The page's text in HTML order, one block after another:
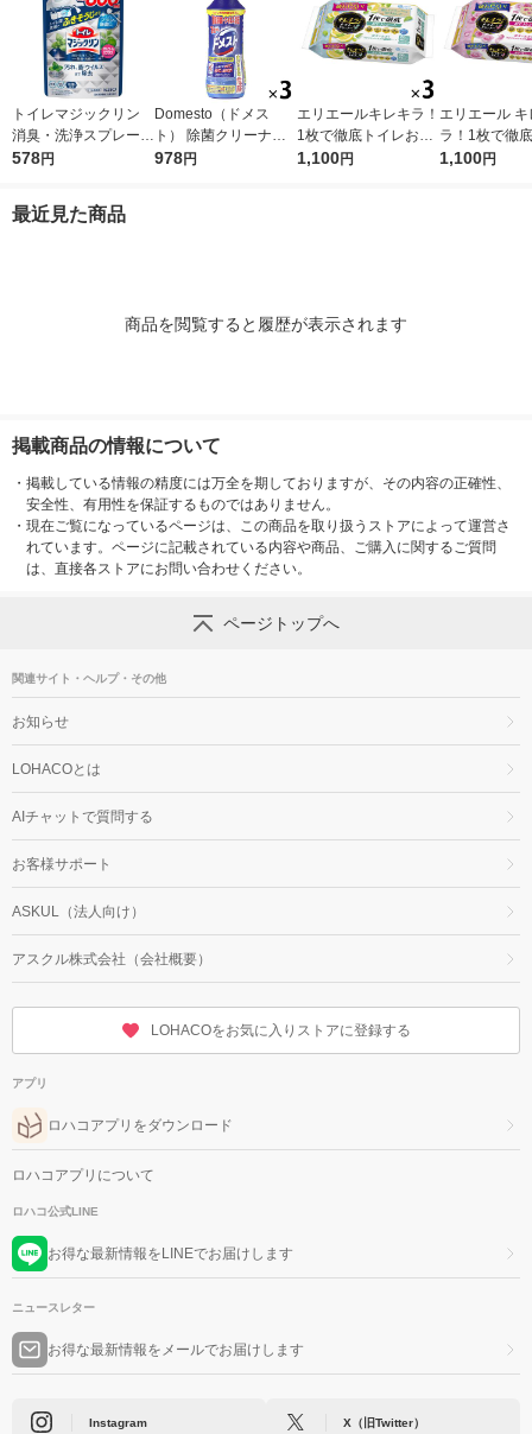
トイレマジックリン
消臭・洗浄スプレー
除菌・抗菌 クリーン
578円
Domesto（ドメス
ト） 除菌クリーナー
本体 500ml １セット
978円
エリエールキレキラ！
1枚で徹底トイレお掃
除シート シトラスミ
1,100円
エリエール キ
ラ！1枚で徹
おそうじシー
1,100円
最近見た商品
商品を閲覧すると履歴が表示されます
掲載商品の情報について
・ 掲載している情報の精度には万全を期しておりますが、その内容の正確性、
安全性、有用性を保証するものではありません。
・ 現在ご覧になっているページは、この商品を取り扱うストアによって運営さ
れています。ページに記載されている内容や商品、ご購入に関するご質問
は、直接各ストアにお問い合わせください。
ページトップへ
関連サイト・ヘルプ・その他
お知らせ
LOHACOとは
AIチャットで質問する
お客様サポート
ASKUL（法人向け）
アスクル株式会社（会社概要）
LOHACOをお気に入りストアに登録する
アプリ
ロハコアプリをダウンロード
ロハコアプリについて
ロハコ公式LINE
お得な最新情報をLINEでお届けします
ニュースレター
お得な最新情報をメールでお届けします
Instagram X（旧Twitter）